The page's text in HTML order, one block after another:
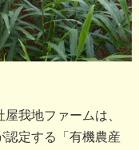
我地ファームは、
認定する「有機農産